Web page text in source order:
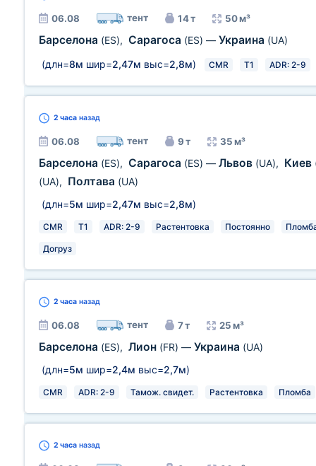
06.08 тент 14 т 50 м³
Барселона (ES), Сарагоса (ES) — Украина (UA)
(длн=8м шир=2,47м выс=2,8м) CMR T1 ADR: 2-9
2 часа назад
06.08 тент 9 т 35 м³
Барселона (ES), Сарагоса (ES) — Львов (UA), Киев
(UA), Полтава (UA)
(длн=5м шир=2,47м выс=2,8м)
CMR T1 ADR: 2-9 Растентовка Постоянно
Догруз
2 часа назад
06.08 тент 7 т 25 м³
Барселона (ES), Лион (FR) — Украина (UA)
(длн=5м шир=2,4м выс=2,7м)
CMR ADR: 2-9 Тамож. свидет. Растентовка Пломба
2 часа назад